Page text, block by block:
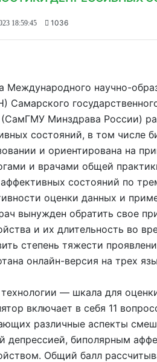
18:59:45 1036
Международного научно-
Минздрава России)
состояний, в том числе
и ориентирована на
и врачами общей
состояний по
оценки данных и
вынужден обратить свое
и их длительность во
степень тяжести
онлайн-версия на трех
— шкала для
включает в себя 11
различные аспекты
депрессией, биполярным
Общий балл